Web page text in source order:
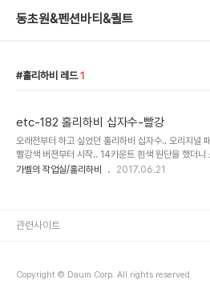
동초원&펜션바티&퀼트
홀리하비 레드 1
etc-182 홀리하비 십자수-빨강
오래전부터 하고 싶었던 홀리하비 십자수.. 오리지널
빨강색 버젼부터 시작.. 14카운트 흰색 원단을 했더니
분의 흰색실을 할때 폭풍 후회...ㅜ.ㅜ 정말이지 몰려오
가벨의 작업실/홀리하비 2017.06.21
Copyright © Daum Corp. All rights reserved.
관련사이트